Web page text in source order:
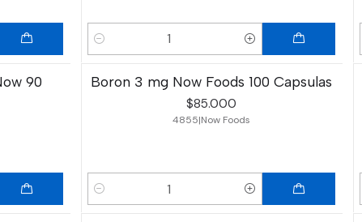
Cantidad
90
Boron 3 mg Now Foods 100 Capsulas
$85.000
4855|Now Foods
Cantidad